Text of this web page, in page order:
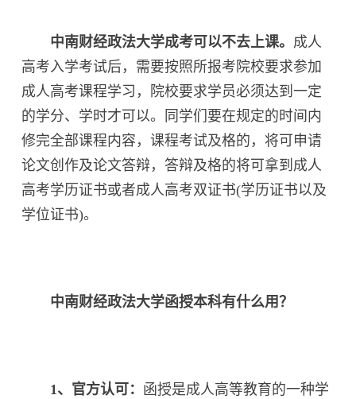
中南财经政法大学成考可以不去上课。 成人
高考入学考试后，需要按照所报考院校要求参加
成人高考课程学习，院校要求学员必须达到一定
的学分、学时才可以。同学们要在规定的时间内
修完全部课程内容，课程考试及格的，将可申请
论文创作及论文答辩，答辩及格的将可拿到成人
高考学历证书或者成人高考双证书(学历证书以及
学位证书)。
中南财经政法大学函授本科有什么用？
1、官方认可： 函授是成人高等教育的一种学